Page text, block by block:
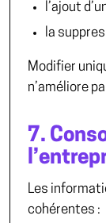
l’ajout
la
Modifier
n’améliore
7.
Les
cohérentes :